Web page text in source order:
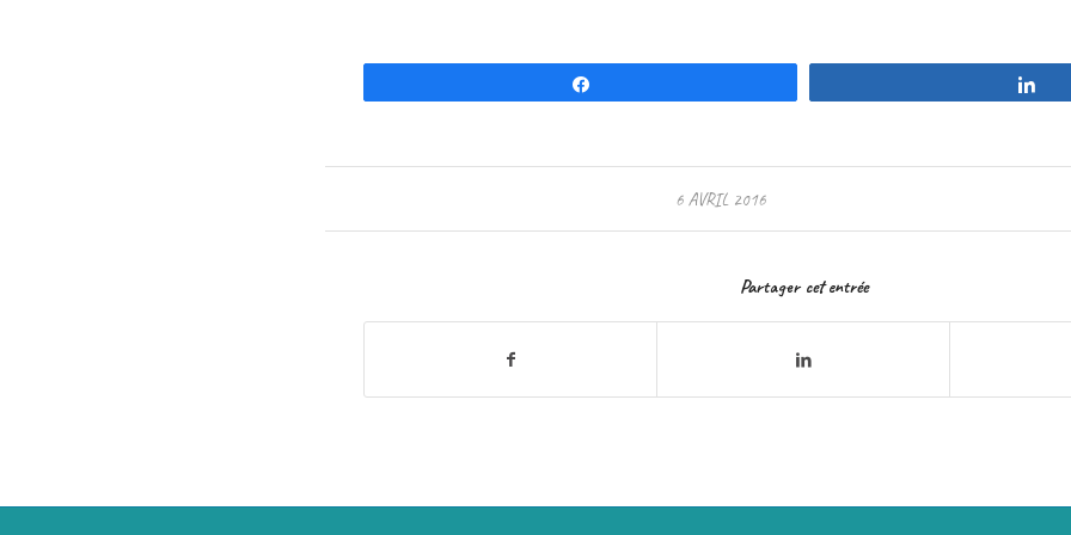
6 AVRIL 2016
Partager cet entrée